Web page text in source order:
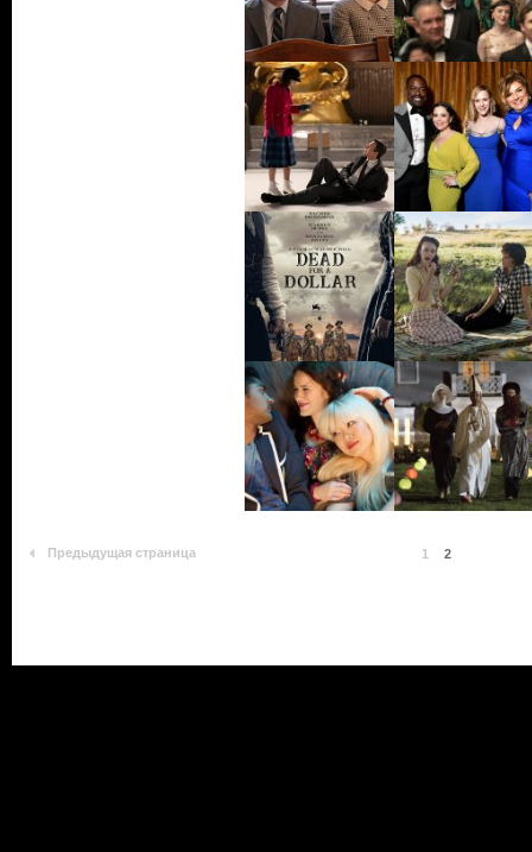
Предыдущая страница 1 2